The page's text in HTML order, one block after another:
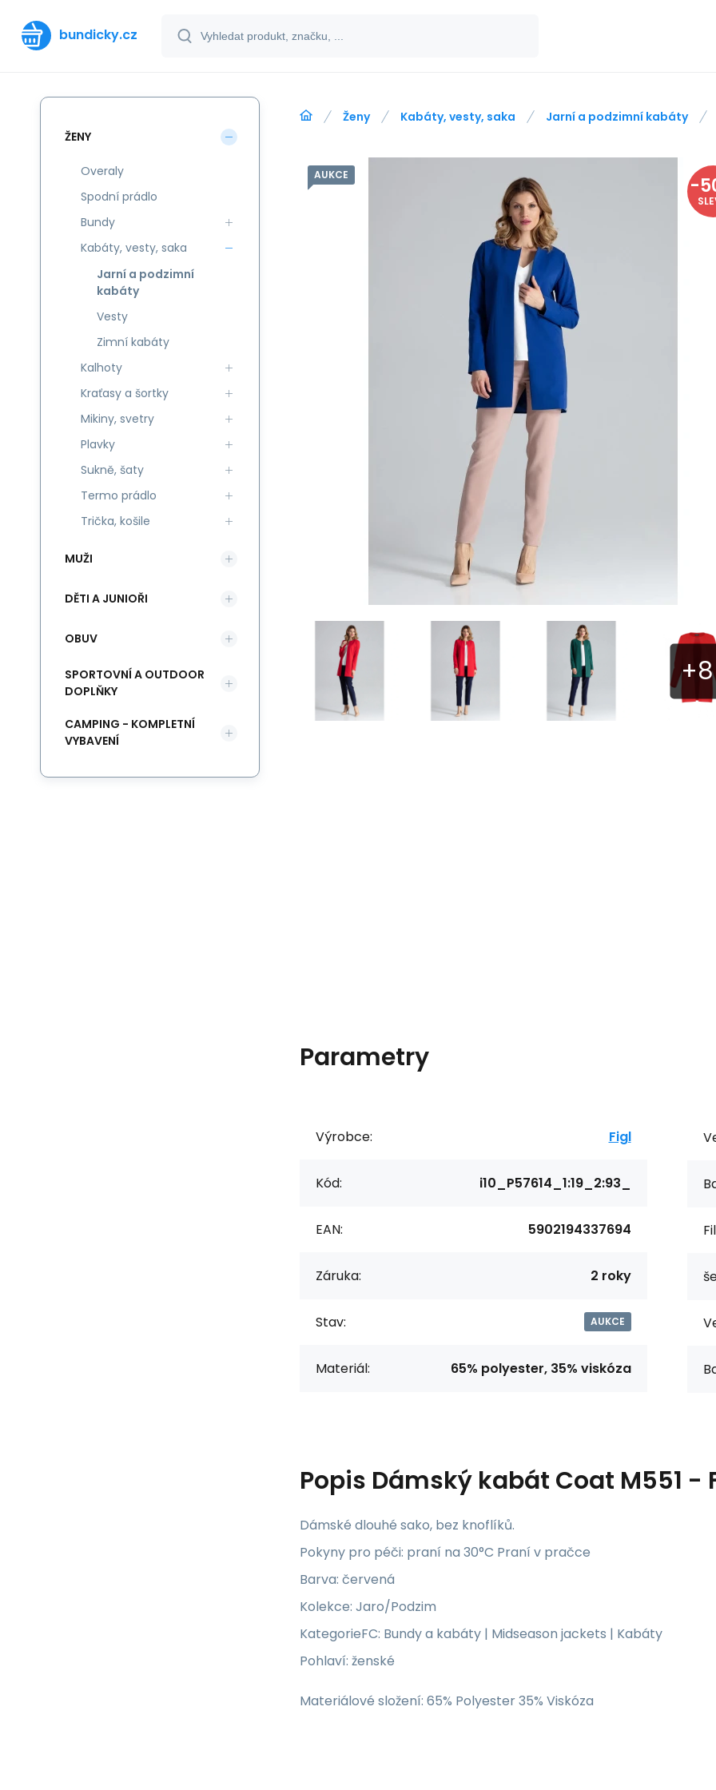
bundicky.cz
Ženy Kabáty, vesty, saka Jarní a podzimní kabáty
AUKCE -
Parametry
Výrobce: Figl
Kód: i10_P57614_1:19_2:93_
EAN: 5902194337694
Záruka: 2 roky
Stav: AUKCE
Materiál: 65% polyester, 35% viskóza
Popis Dámský kabát Coat M551 -
Dámské dlouhé sako, bez knoflíků.
Pokyny pro péči: praní na 30°C Praní v pračce
Barva: červená
Kolekce: Jaro/Podzim
KategorieFC: Bundy a kabáty | Midseason jackets | Kabáty
Pohlaví: ženské
Materiálové složení: 65% Polyester 35% Viskóza
ŽENY
Overaly
Spodní prádlo
Bundy
Kabáty, vesty, saka
Jarní a podzimní
kabáty
Vesty
Zimní kabáty
Kalhoty
Kraťasy a šortky
Mikiny, svetry
Plavky
Sukně, šaty
Termo prádlo
Trička, košile
MUŽI
DĚTI A JUNIOŘI
OBUV
SPORTOVNÍ A OUTDOOR
DOPLŇKY
CAMPING - KOMPLETNÍ
VYBAVENÍ